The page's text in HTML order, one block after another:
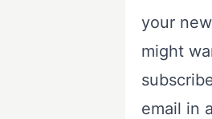
your
might
email in